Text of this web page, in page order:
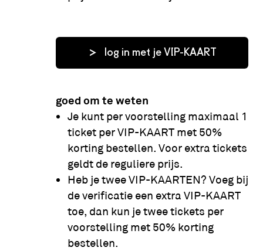
log in met je VIP-KAART
goed om te weten
Je kunt per voorstelling maximaal 1
ticket per VIP-KAART met 50%
korting bestellen. Voor extra tickets
geldt de reguliere prijs.
Heb je twee VIP-KAARTEN? Voeg bij
de verificatie een extra VIP-KAART
toe, dan kun je twee tickets per
voorstelling met 50% korting
bestellen.